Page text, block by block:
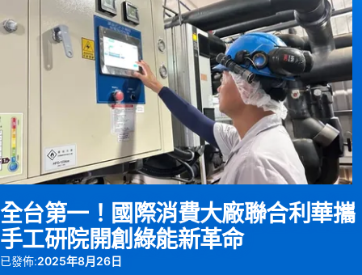
全台第一！國際消費大廠聯合利華攜
手工研院開創綠能新革命
已發佈:2025年8月26日